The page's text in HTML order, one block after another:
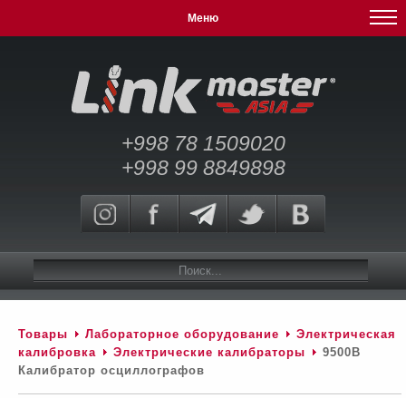
Меню
+998 78 1509020
+998 99 8849898
Товары Лабораторное оборудование
Электрическая
калибровка
Электрические калибраторы
9500В
Калибратор осциллографов